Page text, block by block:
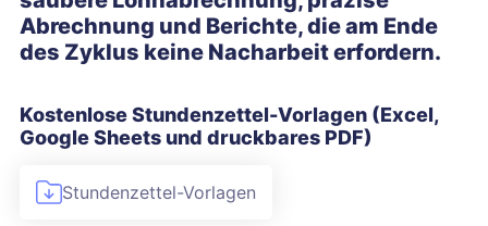
Abrechnung und Berichte, die am Ende
des Zyklus keine Nacharbeit erfordern.
Kostenlose Stundenzettel-Vorlagen (Excel,
Google Sheets und druckbares PDF)
Stundenzettel-Vorlagen